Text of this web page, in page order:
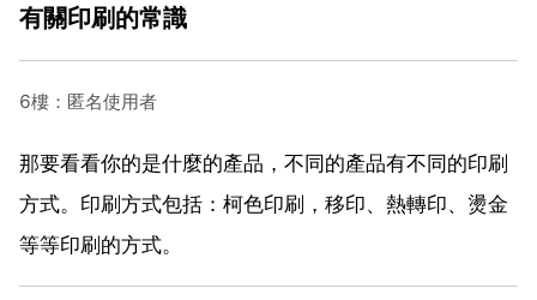
有關印刷的常識
6樓：匿名使用者
那要看看你的是什麼的產品，不同的產品有不同的印刷
方式。印刷方式包括：柯色印刷，移印、熱轉印、燙金
等等印刷的方式。